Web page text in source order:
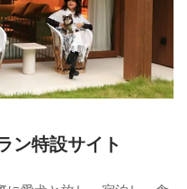
ン特設サイト